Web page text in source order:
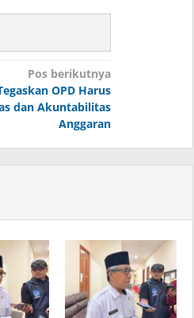
Pos berikutnya
OPD Harus
dan Akuntabilitas
Anggaran